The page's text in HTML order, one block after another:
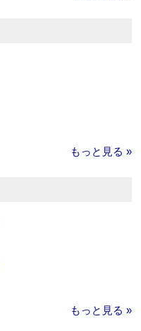
もっと見る »
もっと見る »